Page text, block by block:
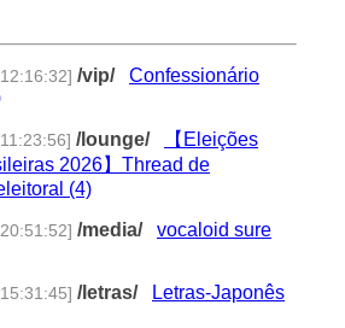
/vip/
Confessionário
/lounge/
【Eleições
2026】Thread de
(4)
/media/
vocaloid sure
/letras/
Letras-Japonês